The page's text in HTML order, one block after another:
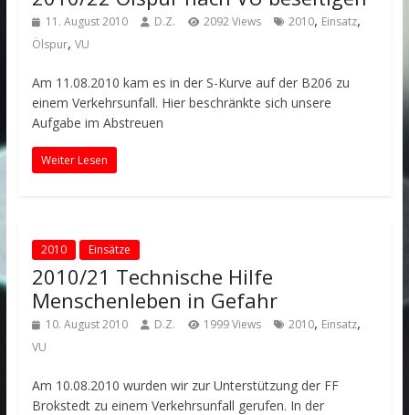
11. August 2010 D.Z. 2092 Views 2010, Einsatz,
Ölspur, VU
Am 11.08.2010 kam es in der S-Kurve auf der B206 zu
einem Verkehrsunfall. Hier beschränkte sich unsere
Aufgabe im Abstreuen
Weiter Lesen
2010 Einsätze
2010/21 Technische Hilfe
Menschenleben in Gefahr
10. August 2010 D.Z. 1999 Views 2010, Einsatz,
VU
Am 10.08.2010 wurden wir zur Unterstützung der FF
Brokstedt zu einem Verkehrsunfall gerufen. In der